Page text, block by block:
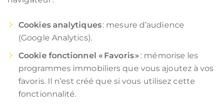
Cookies analytiques: mesure d’audience
(Google Analytics).
Cookie fonctionnel « Favoris » : mémorise les
programmes immobiliers que vous ajoutez à vos
favoris. Il n’est créé que si vous utilisez cette
fonctionnalité.